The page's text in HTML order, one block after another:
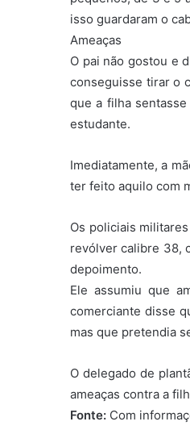
isso guardaram o
Ameaças
O pai não gostou e
conseguisse tirar o
que a filha
estudante.
Imediatamente, a
ter feito aquilo com
Os policiais
revólver calibre 38,
depoimento.
Ele assumiu que
comerciante disse
mas que pretendia
O delegado de
ameaças contra a
Fonte: Com